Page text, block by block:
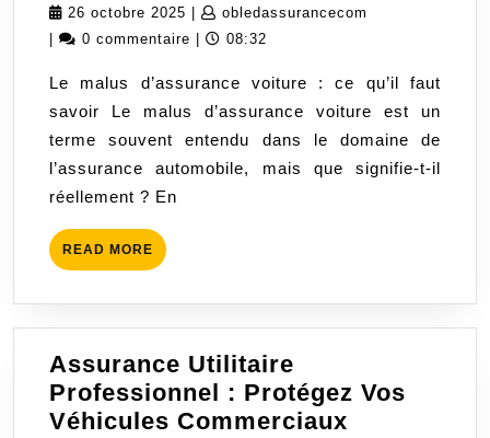
voiture
:
Conseils
pour
26 octobre 2025 26
octobre
| obledassurancecom
|
0 commentaire | 08:32
Le malus d’assurance voiture : ce qu’il faut
savoir Le malus d’assurance voiture est un
terme souvent entendu dans le domaine de
l’assurance automobile, mais que signifie-t-il
réellement ? En
READ MORE READ
MORE
Assurance Utilitaire
Professionnel : Protégez Vos
Véhicules Commerciaux